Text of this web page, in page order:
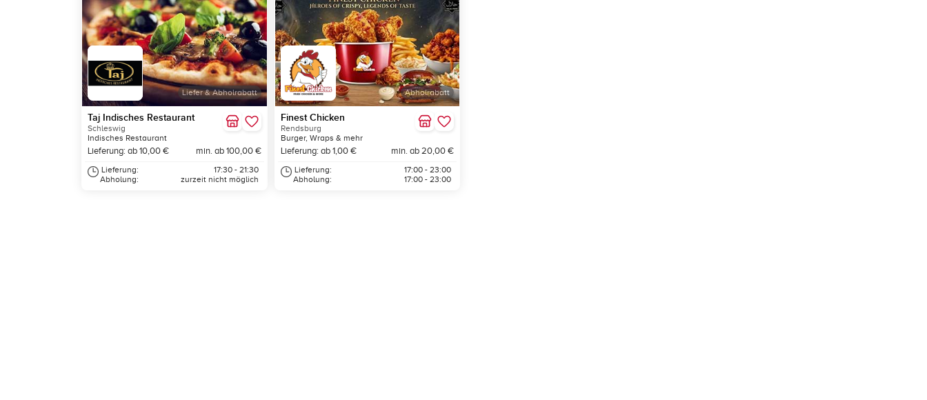
Liefer & Abholrabatt
Taj Indisches Restaurant
Schleswig
Indisches Restaurant
Lieferung: ab 10,00 € min. ab 100,00 €
Lieferung:
Abholung:
17:30 - 21:30
zurzeit nicht möglich
Abholrabatt
Finest Chicken
Rendsburg
Burger, Wraps & mehr
Lieferung: ab 1,00 € min. ab 20,00 €
Lieferung:
Abholung:
17:00 - 23:00
17:00 - 23:00